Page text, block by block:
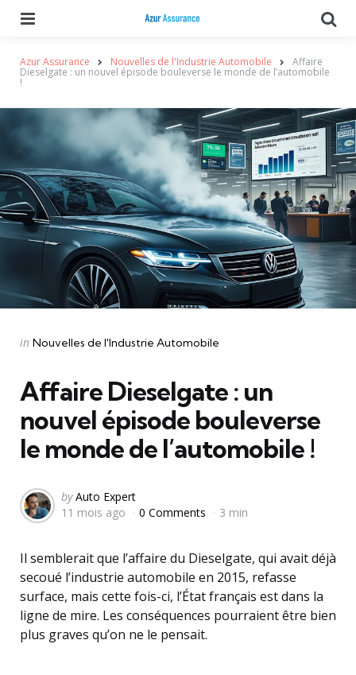
Azur Assurance Nouvelles de l'Industrie Automobile Affaire
Dieselgate : un nouvel épisode bouleverse le monde de l’automobile
!
Categories
Posted
in Nouvelles de l'Industrie Automobile
Affaire Dieselgate : un
nouvel épisode bouleverse
le monde de l’automobile !
Posted
by
by Auto Expert
11 mois ago
0 Comments 3 min
Il semblerait que l’affaire du Dieselgate, qui avait déjà
secoué l’industrie automobile en 2015, refasse
surface, mais cette fois-ci, l’État français est dans la
ligne de mire. Les conséquences pourraient être bien
plus graves qu’on ne le pensait.